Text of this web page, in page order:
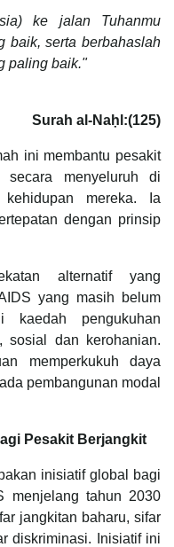
ke jalan Tuhanmu
baik, serta berbahaslah
paling baik."
Surah al-Naḥl:(125)
ini membantu pesakit
secara menyeluruh di
mereka. Ia
dengan prinsip
alternatif yang
yang masih belum
kaedah pengukuhan
sosial dan kerohanian.
memperkukuh daya
pembangunan modal
Pesakit Berjangkit
inisiatif global bagi
menjelang tahun 2030
jangkitan baharu, sifar
diskriminasi. Inisiatif ini